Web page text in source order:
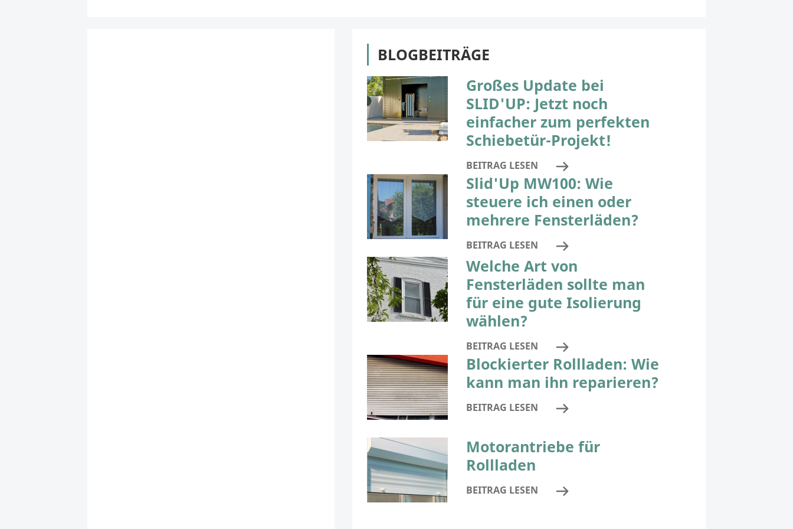
BLOGBEITRÄGE
Großes Update bei
SLID'UP: Jetzt noch
einfacher zum perfekten
Schiebetür-Projekt!
BEITRAG LESEN
Slid'Up MW100: Wie
steuere ich einen oder
mehrere Fensterläden?
BEITRAG LESEN
Welche Art von
Fensterläden sollte man
für eine gute Isolierung
wählen?
BEITRAG LESEN
Blockierter Rollladen: Wie
kann man ihn reparieren?
BEITRAG LESEN
Motorantriebe für
Rollladen
BEITRAG LESEN